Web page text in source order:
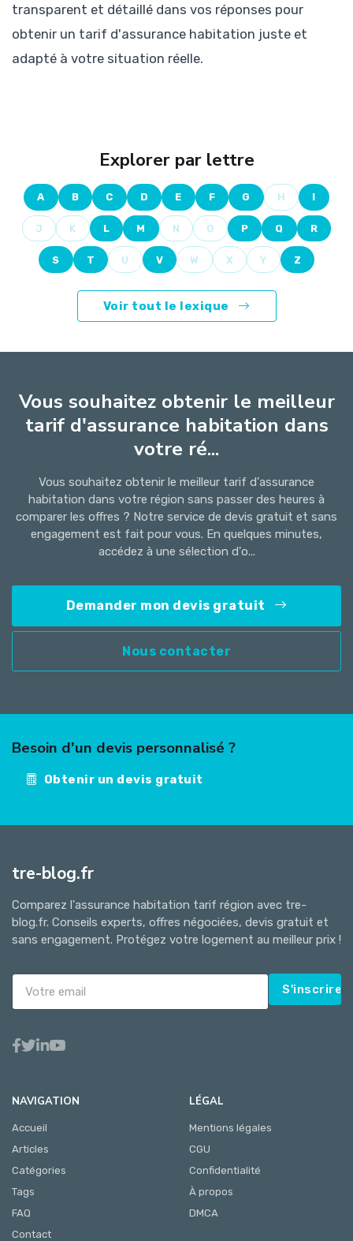
transparent et détaillé dans vos réponses pour
obtenir un tarif d'assurance habitation juste et
adapté à votre situation réelle.
Explorer par lettre
A B C D E F G H I
J K L M N O P Q R
S T U V W X Y Z
Voir tout le lexique
Vous souhaitez obtenir le meilleur
tarif d'assurance habitation dans
votre ré...
Vous souhaitez obtenir le meilleur tarif d'assurance
habitation dans votre région sans passer des heures à
comparer les offres ? Notre service de devis gratuit et sans
engagement est fait pour vous. En quelques minutes,
accédez à une sélection d'o...
Demander mon devis gratuit
Nous contacter
Besoin d'un devis personnalisé ?
Obtenir un devis gratuit
tre-blog.fr
Comparez l'assurance habitation tarif région avec tre-
blog.fr. Conseils experts, offres négociées, devis gratuit et
sans engagement. Protégez votre logement au meilleur prix !
S'inscrire
NAVIGATION
Accueil
Articles
Catégories
Tags
FAQ
Contact
LÉGAL
Mentions légales
CGU
Confidentialité
À propos
DMCA